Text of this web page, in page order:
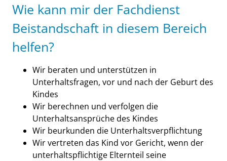
Wie kann mir der Fachdienst
Beistandschaft in diesem Bereich
helfen?
Wir beraten und unterstützen in
Unterhaltsfragen, vor und nach der Geburt des
Kindes
Wir berechnen und verfolgen die
Unterhaltsansprüche des Kindes
Wir beurkunden die Unterhaltsverpflichtung
Wir vertreten das Kind vor Gericht, wenn der
unterhaltspflichtige Elternteil seine